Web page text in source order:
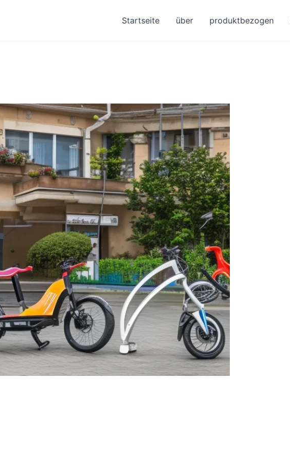
Startseite über produktbezogen